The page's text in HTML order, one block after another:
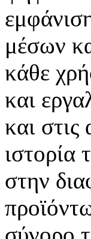
μέσων
κάθε
και
και
ιστορία
στην